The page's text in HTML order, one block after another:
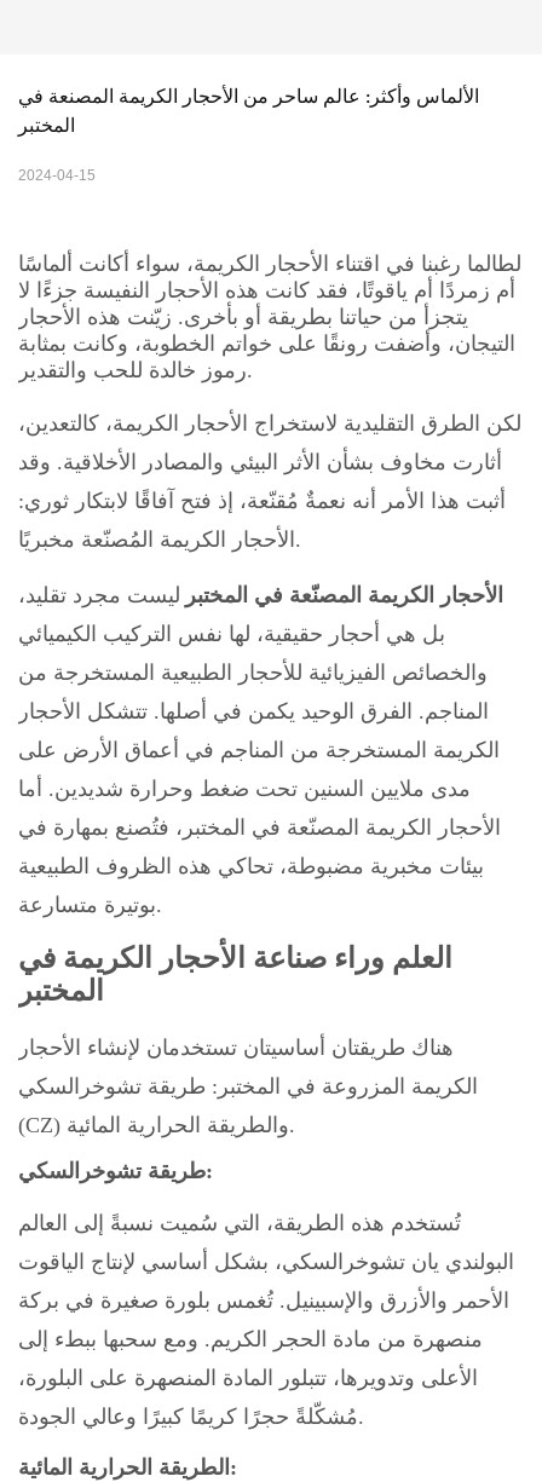
الألماس وأكثر: عالم ساحر من الأحجار الكريمة المصنعة في
المختبر
2024-04-15
لطالما رغبنا في اقتناء الأحجار الكريمة، سواء أكانت ألماسًا
أم زمردًا أم ياقوتًا، فقد كانت هذه الأحجار النفيسة جزءًا لا
يتجزأ من حياتنا بطريقة أو بأخرى. زيّنت هذه الأحجار
التيجان، وأضفت رونقًا على خواتم الخطوبة، وكانت بمثابة
رموز خالدة للحب والتقدير.
لكن الطرق التقليدية لاستخراج الأحجار الكريمة، كالتعدين،
أثارت مخاوف بشأن الأثر البيئي والمصادر الأخلاقية. وقد
أثبت هذا الأمر أنه نعمةٌ مُقنّعة، إذ فتح آفاقًا لابتكار ثوري:
الأحجار الكريمة المُصنّعة مخبريًا.
الأحجار الكريمة المصنّعة في المختبر ليست مجرد تقليد،
بل هي أحجار حقيقية، لها نفس التركيب الكيميائي
والخصائص الفيزيائية للأحجار الطبيعية المستخرجة من
المناجم. الفرق الوحيد يكمن في أصلها. تتشكل الأحجار
الكريمة المستخرجة من المناجم في أعماق الأرض على
مدى ملايين السنين تحت ضغط وحرارة شديدين. أما
الأحجار الكريمة المصنّعة في المختبر، فتُصنع بمهارة في
بيئات مخبرية مضبوطة، تحاكي هذه الظروف الطبيعية
بوتيرة متسارعة.
العلم وراء صناعة الأحجار الكريمة في
المختبر
هناك طريقتان أساسيتان تستخدمان لإنشاء الأحجار
الكريمة المزروعة في المختبر: طريقة تشوخرالسكي
(CZ) والطريقة الحرارية المائية.
طريقة تشوخرالسكي:
تُستخدم هذه الطريقة، التي سُميت نسبةً إلى العالم
البولندي يان تشوخرالسكي، بشكل أساسي لإنتاج الياقوت
الأحمر والأزرق والإسبينيل. تُغمس بلورة صغيرة في بركة
منصهرة من مادة الحجر الكريم. ومع سحبها ببطء إلى
الأعلى وتدويرها، تتبلور المادة المنصهرة على البلورة،
مُشكّلةً حجرًا كريمًا كبيرًا وعالي الجودة.
الطريقة الحرارية المائية: